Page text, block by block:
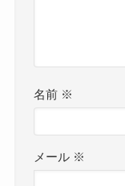
名前 ※
メール ※